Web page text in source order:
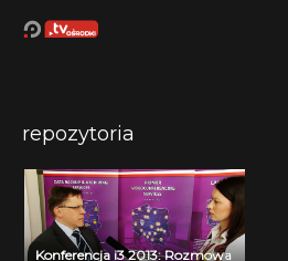
repozytoria
Konferencja i3 2013: Rozmowa